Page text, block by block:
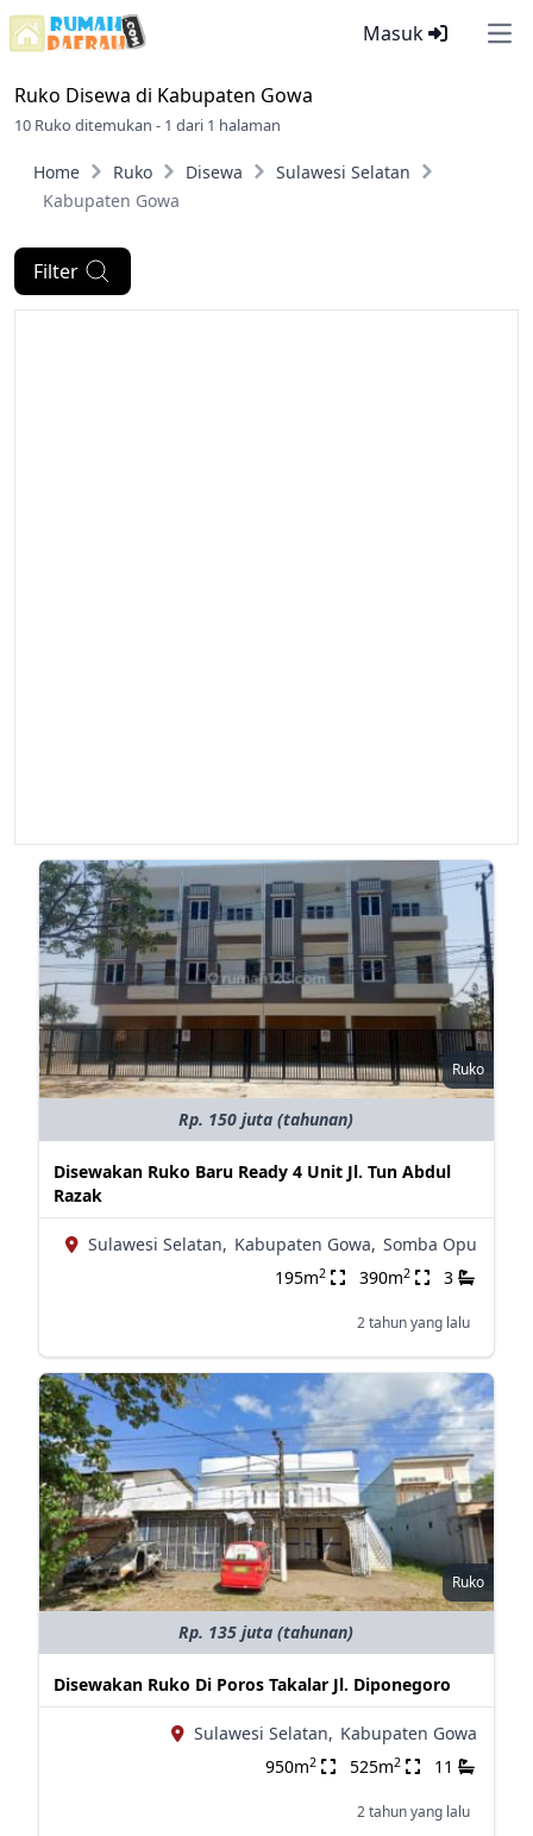
Masuk
Ruko Disewa di Kabupaten Gowa
10 Ruko ditemukan - 1 dari 1 halaman
Home Ruko Disewa
Sulawesi Selatan
Kabupaten Gowa
Filter
Ruko
Rp. 150 juta (tahunan)
Disewakan Ruko Baru Ready 4 Unit Jl. Tun Abdul
Razak
Sulawesi Selatan, Kabupaten Gowa, Somba Opu
195m2 390m2 3
2 tahun yang lalu
Ruko
Rp. 135 juta (tahunan)
Disewakan Ruko Di Poros Takalar Jl. Diponegoro
Sulawesi Selatan, Kabupaten Gowa
950m2 525m2 11
2 tahun yang lalu